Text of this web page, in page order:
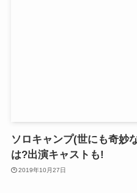
ソロキャンプ(世にも奇妙
は?出演キャストも!
2019年10月27日